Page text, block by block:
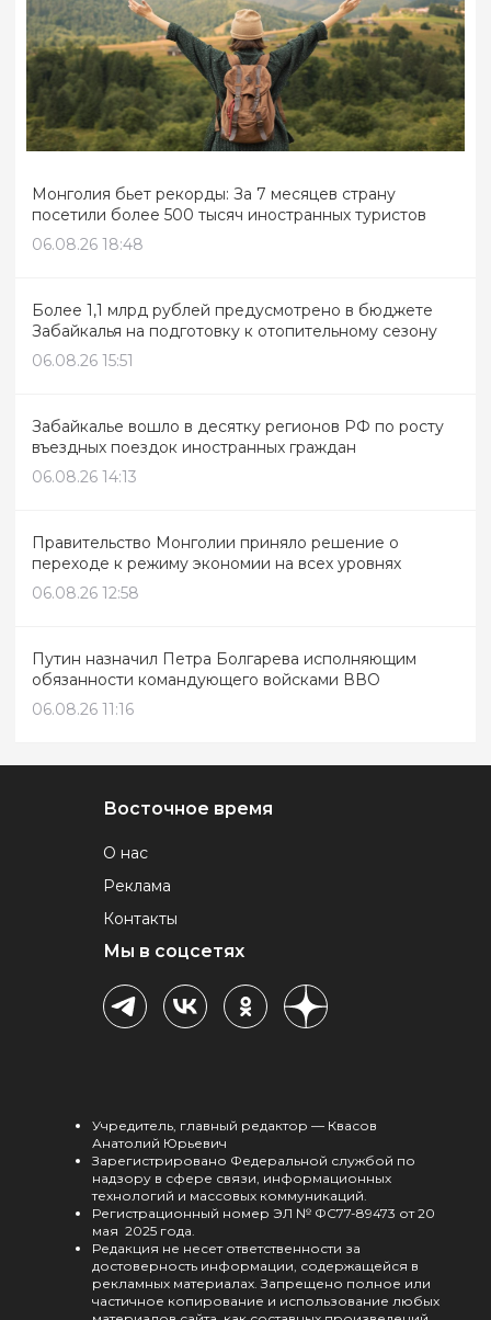
Монголия бьет рекорды: За 7 месяцев страну
посетили более 500 тысяч иностранных туристов
06.08.26 18:48
Более 1,1 млрд рублей предусмотрено в бюджете
Забайкалья на подготовку к отопительному сезону
06.08.26 15:51
Забайкалье вошло в десятку регионов РФ по росту
въездных поездок иностранных граждан
06.08.26 14:13
Правительство Монголии приняло решение о
переходе к режиму экономии на всех уровнях
06.08.26 12:58
Путин назначил Петра Болгарева исполняющим
обязанности командующего войсками ВВО
06.08.26 11:16
Восточное время
О нас
Реклама
Контакты
Мы в соцсетях
Учредитель, главный редактор — Квасов
Анатолий Юрьевич
Зарегистрировано Федеральной службой по
надзору в сфере связи, информационных
технологий и массовых коммуникаций.
Регистрационный номер ЭЛ № ФС77-89473 от 20
мая 2025 года.
Редакция не несет ответственности за
достоверность информации, содержащейся в
рекламных материалах. Запрещено полное или
частичное копирование и использование любых